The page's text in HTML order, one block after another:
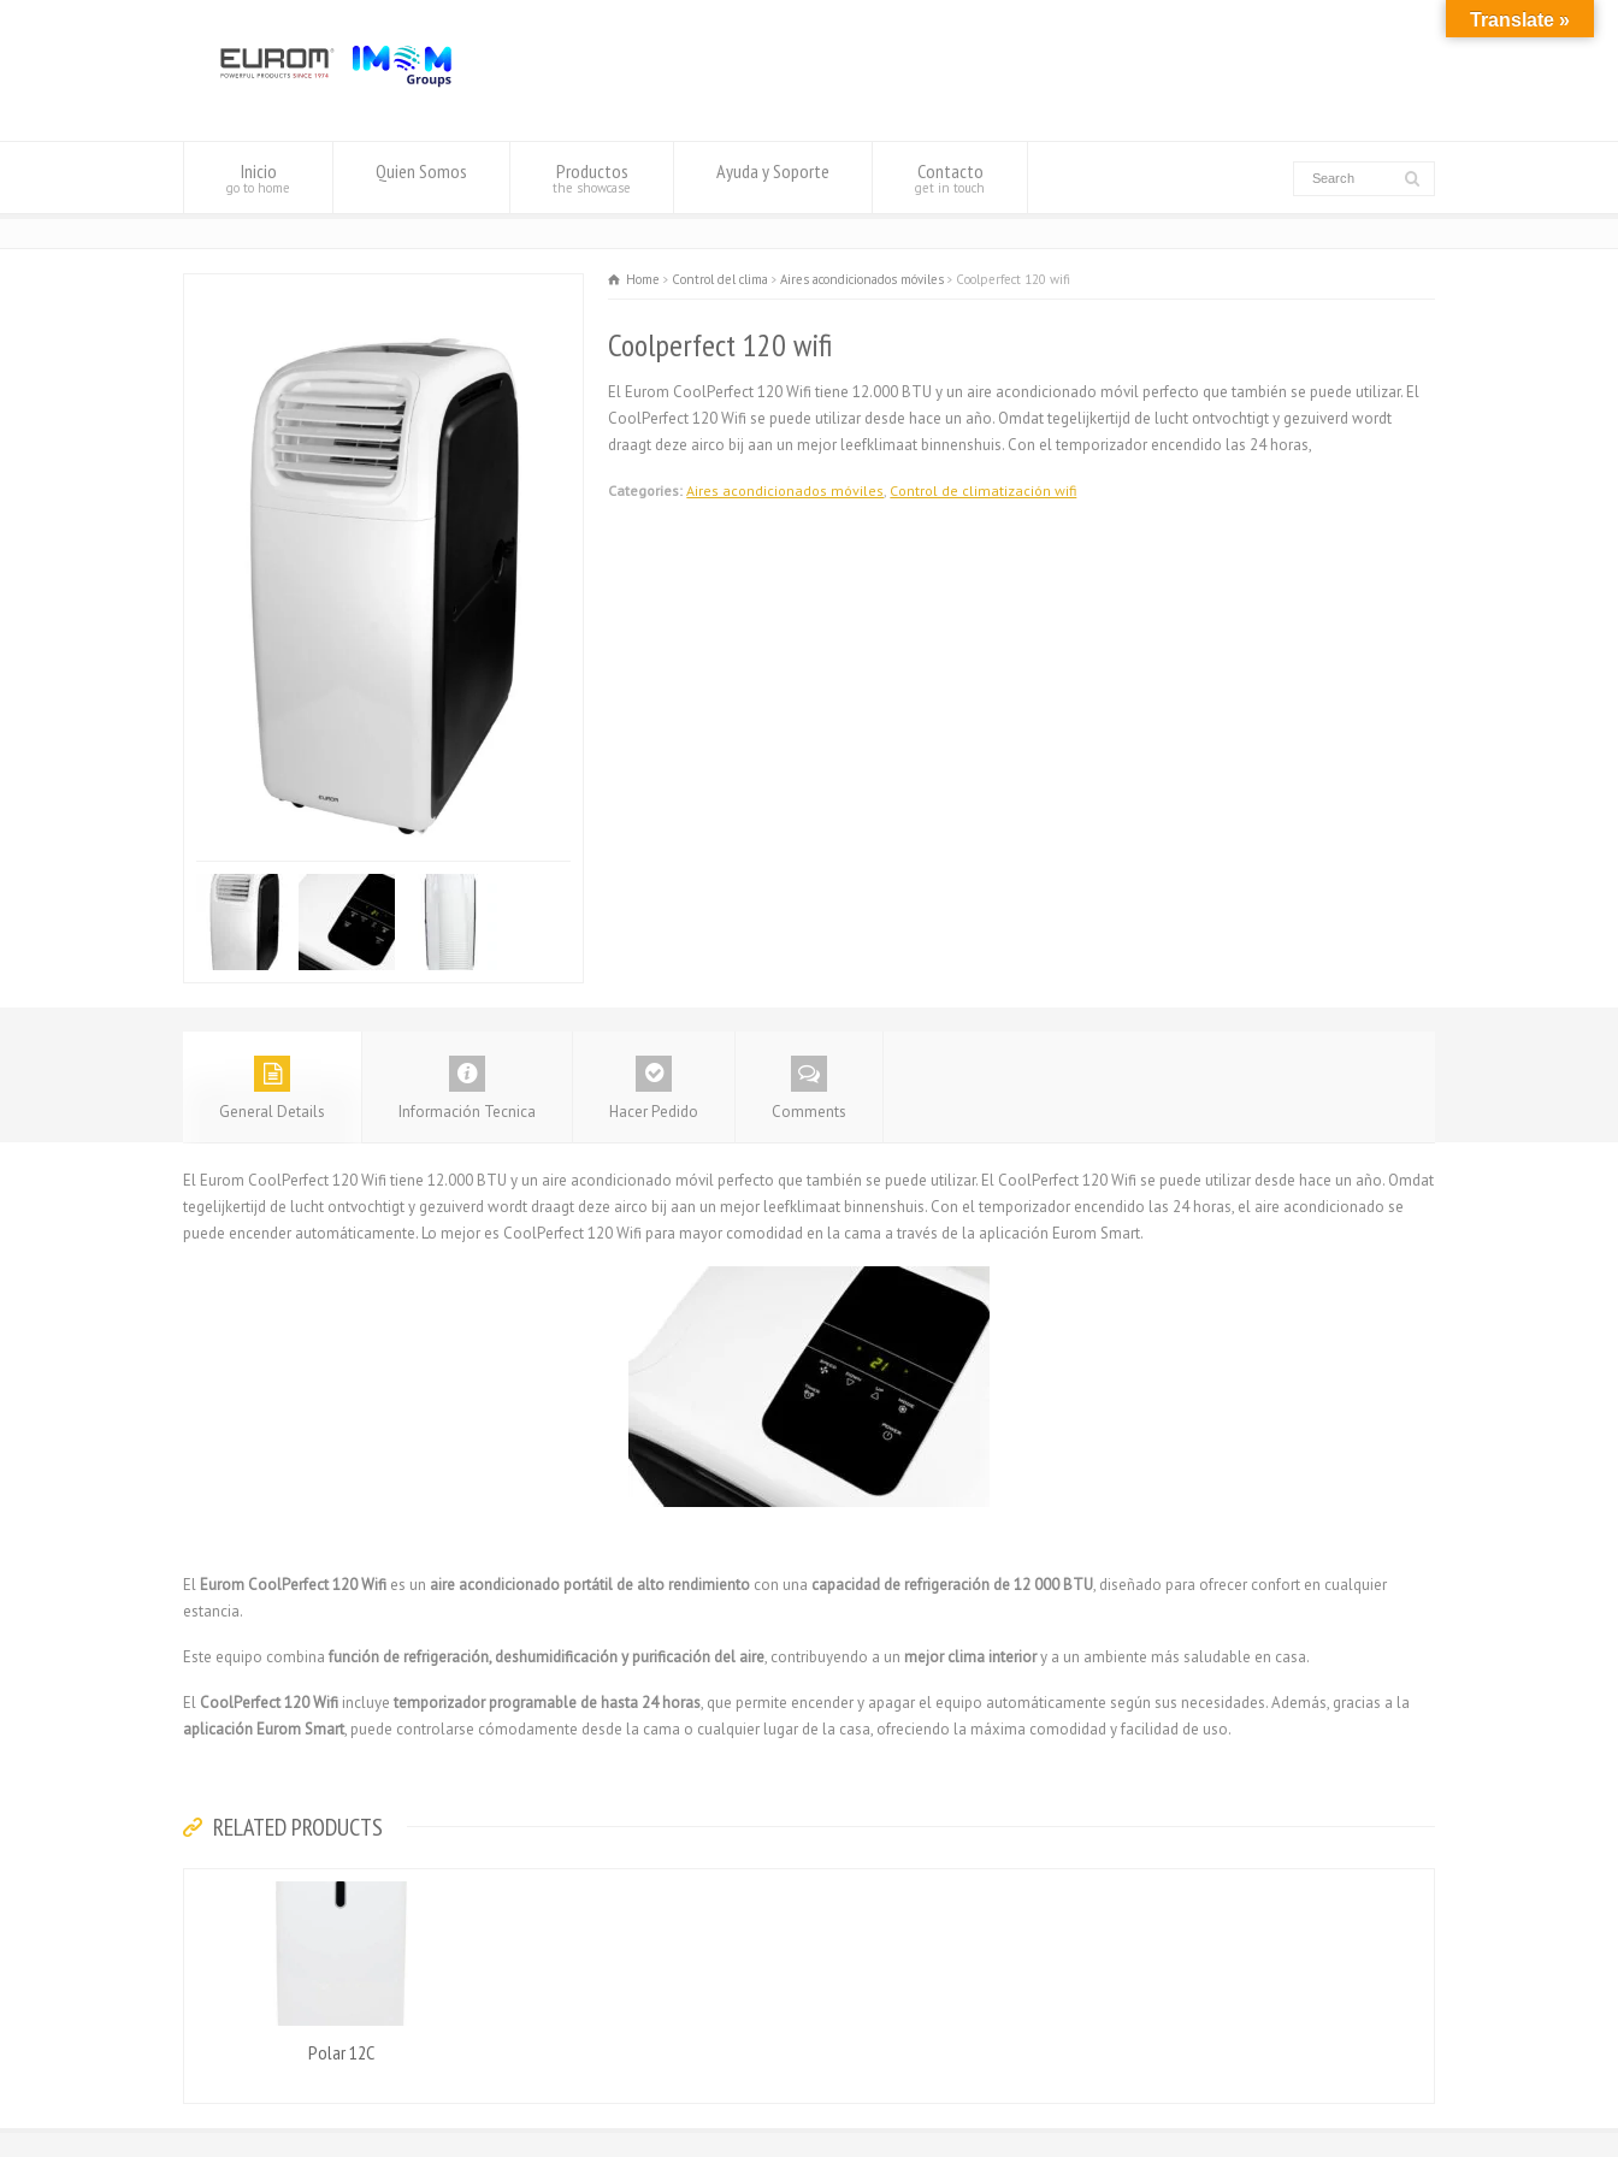
Inicio
go to home
Quien Somos Productos
the showcase
Ayuda y Soporte Contacto
get in touch
Home Control del clima Aires acondicionados móviles Coolperfect 120 wifi
Coolperfect 120 wifi
El Eurom CoolPerfect 120 Wifi tiene 12.000 BTU y un aire acondicionado móvil perfecto que también se puede utilizar. El
CoolPerfect 120 Wifi se puede utilizar desde hace un año. Omdat tegelijkertijd de lucht ontvochtigt y gezuiverd wordt
draagt ​​deze airco bij aan un mejor leefklimaat binnenshuis. Con el temporizador encendido las 24 horas,
Categories: Aires acondicionados móviles, Control de climatización wifi
General Details Información Tecnica Hacer Pedido Comments
El Eurom CoolPerfect 120 Wifi tiene 12.000 BTU y un aire acondicionado móvil perfecto que también se puede utilizar. El CoolPerfect 120 Wifi se puede utilizar desde hace un año. Omdat
tegelijkertijd de lucht ontvochtigt y gezuiverd wordt draagt ​​deze airco bij aan un mejor leefklimaat binnenshuis. Con el temporizador encendido las 24 horas, el aire acondicionado se
puede encender automáticamente. Lo mejor es CoolPerfect 120 Wifi para mayor comodidad en la cama a través de la aplicación Eurom Smart.
El Eurom CoolPerfect 120 Wifi es un aire acondicionado portátil de alto rendimiento con una capacidad de refrigeración de 12 000 BTU, diseñado para ofrecer confort en cualquier
estancia.
Este equipo combina función de refrigeración, deshumidificación y purificación del aire, contribuyendo a un mejor clima interiory a un ambiente más saludable en casa.
El CoolPerfect 120 Wifi incluye temporizador programable de hasta 24 horas, que permite encender y apagar el equipo automáticamente según sus necesidades. Además, gracias a la
aplicación Eurom Smart, puede controlarse cómodamente desde la cama o cualquier lugar de la casa, ofreciendo la máxima comodidad y facilidad de uso.
RELATED PRODUCTS
Polar 12C
Translate »